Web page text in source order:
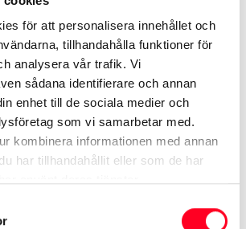
för att personalisera innehållet och
tillhandahålla funktioner för
analysera vår trafik. Vi
sådana identifierare och annan
enhet till de sociala medier och
som vi samarbetar med.
kombinera informationen med annan
har tillhandahållit eller som de har
samtyckt till att få
t.ex. nyhetsbrev, sms-
eller kataloger, från oss behandlar
för detta ändamål
period.
till det eller om vi annars har
vi att analysera information om